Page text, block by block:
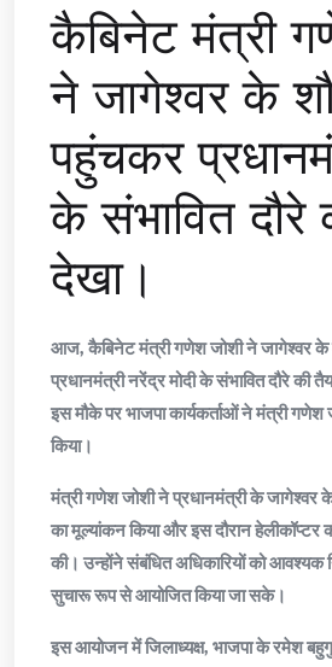
कैबिनेट मंत्री
ने जागेश्वर के
पहुंचकर
के संभावित दौरे
देखा।
आज, कैबिनेट मंत्री गणेश जोशी ने जागेश्वर
प्रधानमंत्री नरेंद्र मोदी के संभावित दौरे की
इस मौके पर भाजपा कार्यकर्ताओं ने मंत्री गणेश
किया।
मंत्री गणेश जोशी ने प्रधानमंत्री के जागेश्वर के
का मूल्यांकन किया और इस दौरान हेलीकॉप्टर
की। उन्होंने संबंधित अधिकारियों को आवश्यक
सुचारू रूप से आयोजित किया जा सके।
इस आयोजन में जिलाध्यक्ष, भाजपा के रमेश